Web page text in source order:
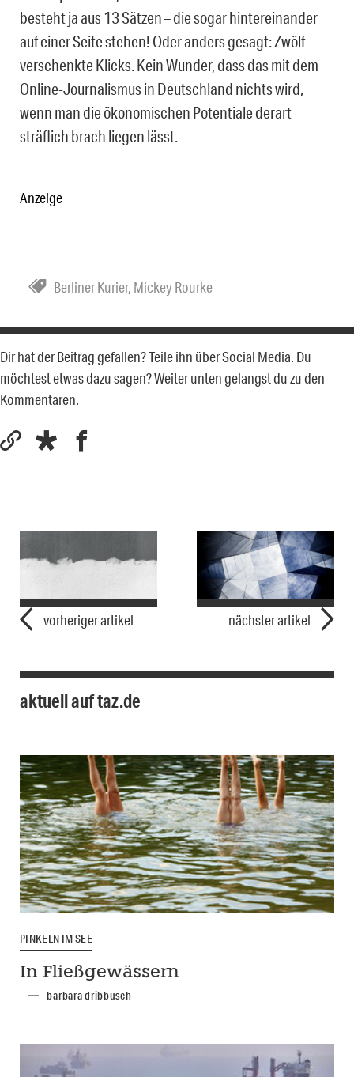
besteht ja aus 13 Sätzen – die sogar hintereinander
auf einer Seite stehen! Oder anders gesagt: Zwölf
verschenkte Klicks. Kein Wunder, dass das mit dem
Online-Journalismus in Deutschland nichts wird,
wenn man die ökonomischen Potentiale derart
sträflich brach liegen lässt.
Anzeige
Berliner Kurier, Mickey Rourke
Dir hat der Beitrag gefallen? Teile ihn über Social Media. Du
möchtest etwas dazu sagen? Weiter unten gelangst du zu den
Kommentaren.
vorheriger artikel nächster artikel
aktuell auf taz.de
PINKELN IM SEE
In Fließgewässern
barbara dribbusch